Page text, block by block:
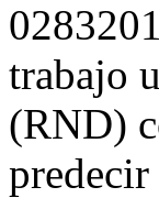
trabajo
(RND)